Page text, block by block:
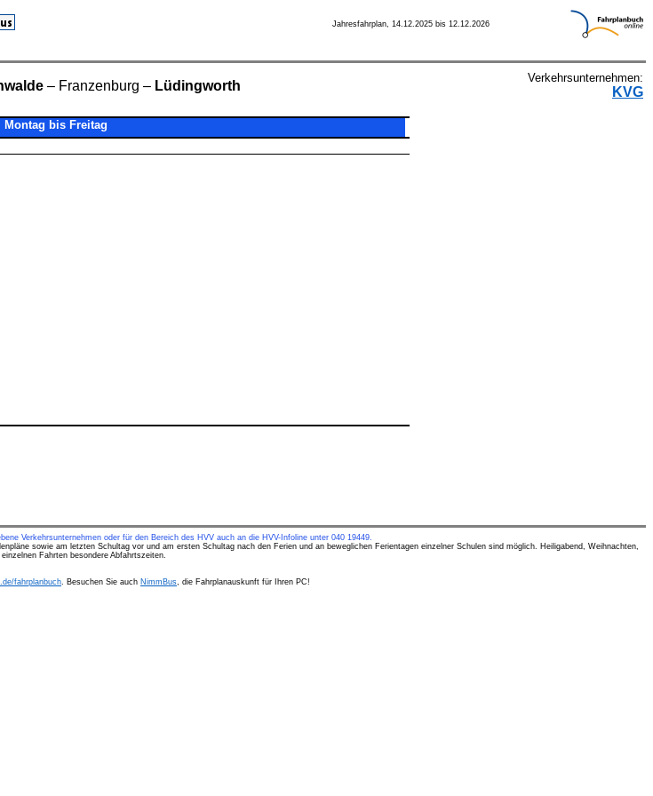
Jahresfahrplan, 14.12.2025 bis 12.12.2026
– Franzenburg – Lüdingworth
Verkehrsunternehmen:
KVG
Montag bis Freitag
Verkehrsunternehmen oder für den Bereich des HVV auch an die HVV-Infoline unter 040 19449.
sowie am letzten Schultag vor und am ersten Schultag nach den Ferien und an beweglichen Ferientagen einzelner Schulen sind möglich. Heiligabend, Weihnachten,
Fahrten besondere Abfahrtszeiten.
fahrplanbuch. Besuchen Sie auch NimmBus, die Fahrplanauskunft für Ihren PC!